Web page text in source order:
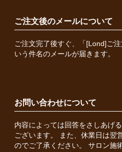
ご注文後のメールについて
ご注文完了後すぐ、「[Lond]ご
いう件名のメールが届きます。
お問い合わせについて
内容によっては回答をさしあげ
ございます。 また、休業日は翌
のでご了承ください。 サロン施